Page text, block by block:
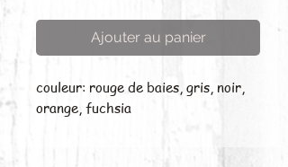
Ajouter au panier
couleur: rouge de baies, gris, noir,
orange, fuchsia